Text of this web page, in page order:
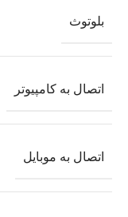
بلوتوث
اتصال به کامپیوتر
اتصال به موبایل